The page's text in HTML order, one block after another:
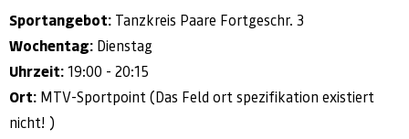
Sportangebot: Tanzkreis Paare Fortgeschr. 3
Wochentag: Dienstag
Uhrzeit: 19:00 - 20:15
Ort: MTV-Sportpoint (Das Feld ort spezifikation existiert
nicht! )